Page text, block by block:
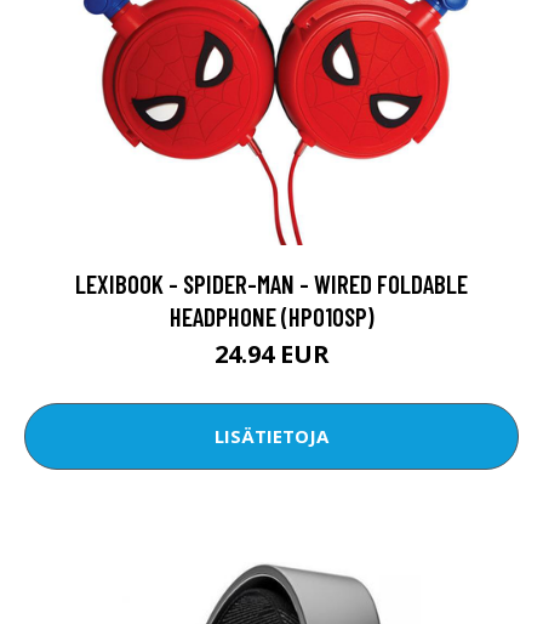
LEXIBOOK - SPIDER-MAN - WIRED FOLDABLE
HEADPHONE (HP010SP)
24.94 EUR
LISÄTIETOJA